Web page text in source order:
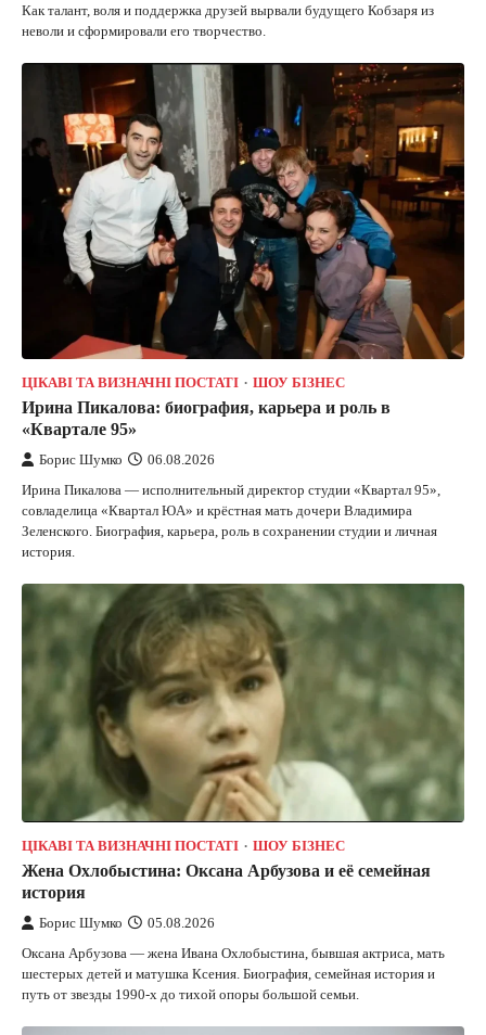
Как талант, воля и поддержка друзей вырвали будущего Кобзаря из
неволи и сформировали его творчество.
ЦІКАВІ ТА ВИЗНАЧНІ ПОСТАТІ ШОУ БІЗНЕС
Ирина Пикалова: биография, карьера и роль в
«Квартале 95»
Борис Шумко 06.08.2026
Ирина Пикалова — исполнительный директор студии «Квартал 95»,
совладелица «Квартал ЮА» и крёстная мать дочери Владимира
Зеленского. Биография, карьера, роль в сохранении студии и личная
история.
ЦІКАВІ ТА ВИЗНАЧНІ ПОСТАТІ ШОУ БІЗНЕС
Жена Охлобыстина: Оксана Арбузова и её семейная
история
Борис Шумко 05.08.2026
Оксана Арбузова — жена Ивана Охлобыстина, бывшая актриса, мать
шестерых детей и матушка Ксения. Биография, семейная история и
путь от звезды 1990-х до тихой опоры большой семьи.